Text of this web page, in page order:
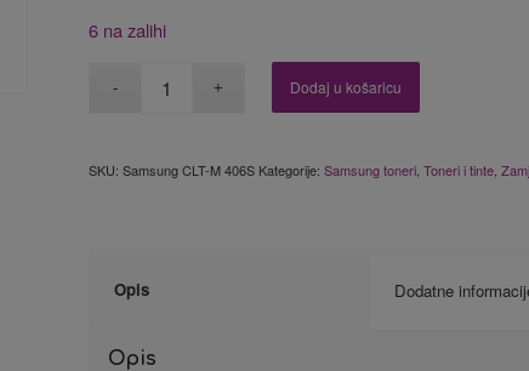
6 na zalihi
Dodaj u košaricu
SKU:Samsung CLT-M 406S Kategorije:Samsung toneri ,Toneri i tinte ,
Opis Dodatne
Opis